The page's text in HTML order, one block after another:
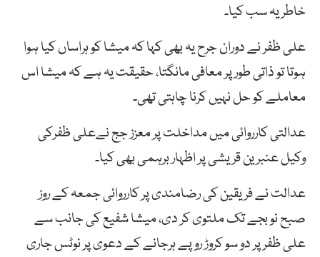
خاطر یہ سب کیا۔
علی ظفر نے دوران جرح یہ بھی کہا کہ میشا کو ہراساں کیا ہوا
ہوتا تو ذاتی طور پر معافی مانگتا، حقیقت یہ ہے کہ میشا اس
معاملے کو حل نہیں کرنا چاہتی تھی۔
عدالتی کارروائی میں مداخلت پر معزز جج نےعلی ظفرکی
وکیل عنبرین قریشی پر اظہار برہمی بھی کیا۔
عدالت نے فریقین کی رضامندی پر کارروائی جمعہ کے روز
صبح نو بجے تک ملتوی کر دی، میشا شفیع کی جانب سے
علی ظفر پر دو سو کروڑ روپے ہرجانے کے دعوی پر نوٹس جاری